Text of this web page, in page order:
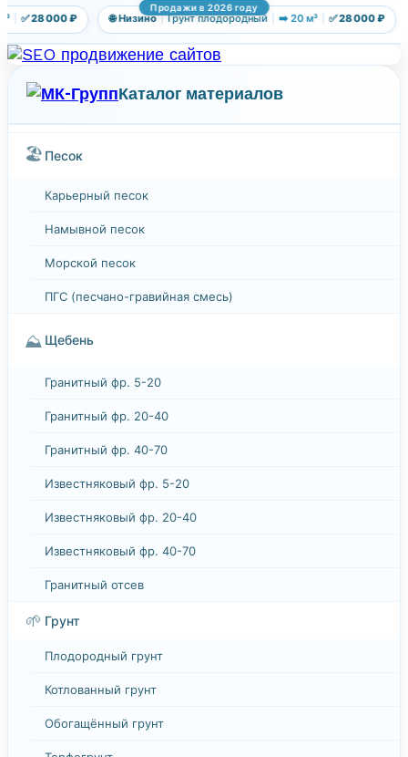
Продажи в 2026 году
| ✅ 28 000 ₽ 🌐 Низино | Грунт плодородный | ➡️ 20 м³ | ✅ 28 000 ₽
Каталог материалов
🏖️ Песок
Карьерный песок
Намывной песок
Морской песок
ПГС (песчано-гравийная смесь)
⛰️ Щебень
Гранитный фр. 5-20
Гранитный фр. 20-40
Гранитный фр. 40-70
Известняковый фр. 5-20
Известняковый фр. 20-40
Известняковый фр. 40-70
Гранитный отсев
🌱 Грунт
Плодородный грунт
Котлованный грунт
Обогащённый грунт